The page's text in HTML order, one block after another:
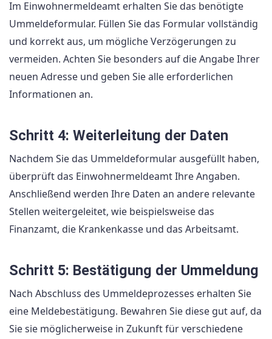
Im Einwohnermeldeamt erhalten Sie das benötigte
Ummeldeformular. Füllen Sie das Formular vollständig
und korrekt aus, um mögliche Verzögerungen zu
vermeiden. Achten Sie besonders auf die Angabe Ihrer
neuen Adresse und geben Sie alle erforderlichen
Informationen an.
Schritt 4: Weiterleitung der Daten
Nachdem Sie das Ummeldeformular ausgefüllt haben,
überprüft das Einwohnermeldeamt Ihre Angaben.
Anschließend werden Ihre Daten an andere relevante
Stellen weitergeleitet, wie beispielsweise das
Finanzamt, die Krankenkasse und das Arbeitsamt.
Schritt 5: Bestätigung der Ummeldung
Nach Abschluss des Ummeldeprozesses erhalten Sie
eine Meldebestätigung. Bewahren Sie diese gut auf, da
Sie sie möglicherweise in Zukunft für verschiedene